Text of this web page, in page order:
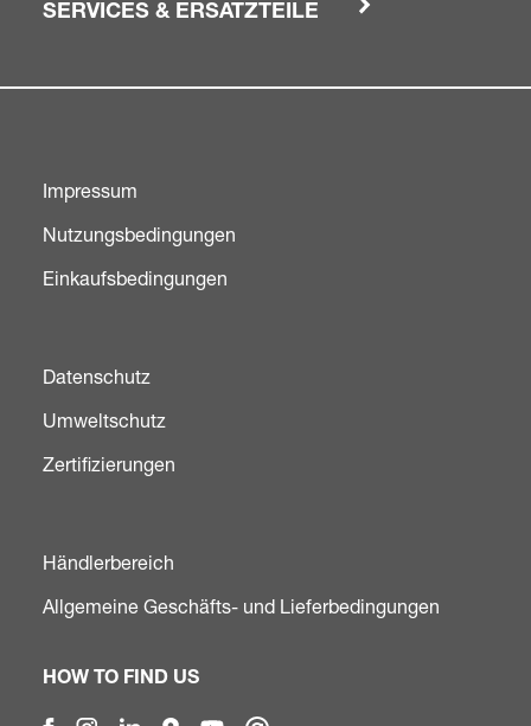
SERVICES & ERSATZTEILE
Impressum
Nutzungsbedingungen
Einkaufsbedingungen
Datenschutz
Umweltschutz
Zertifizierungen
Händlerbereich
Allgemeine Geschäfts- und Lieferbedingungen
HOW TO FIND US